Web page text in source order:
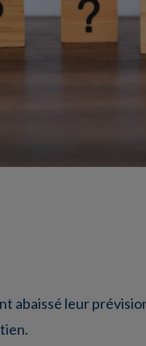
abaissé leur